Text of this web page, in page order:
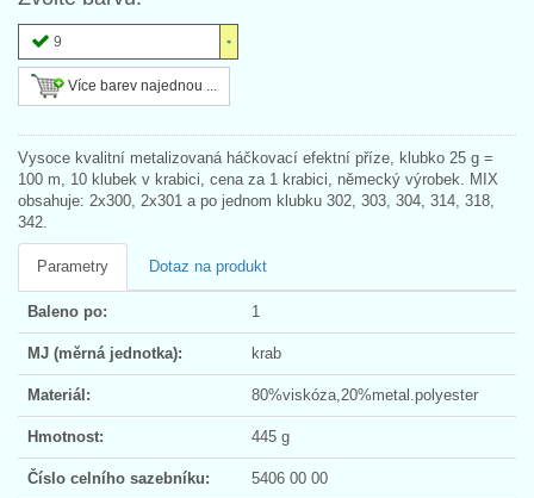
9
Více barev najednou ...
Vysoce kvalitní metalizovaná háčkovací efektní příze, klubko 25 g =
100 m, 10 klubek v krabici, cena za 1 krabici, německý výrobek. MIX
obsahuje: 2x300, 2x301 a po jednom klubku 302, 303, 304, 314, 318,
342.
Parametry Dotaz na produkt
Baleno po: 1
MJ (měrná jednotka): krab
Materiál: 80%viskóza,20%metal.polyester
Hmotnost: 445 g
Číslo celního sazebníku: 5406 00 00